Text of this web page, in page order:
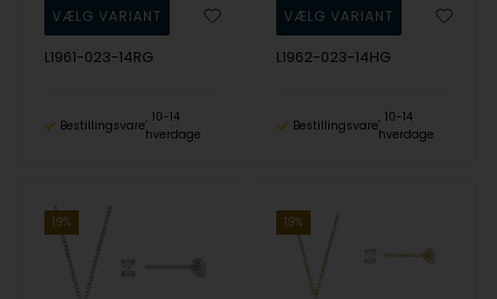
L1961-023-14RG
Bestillingsvare
10-14
hverdage
L1962-023-14HG
Bestillingsvare
10-14
hverdage
19% 19%